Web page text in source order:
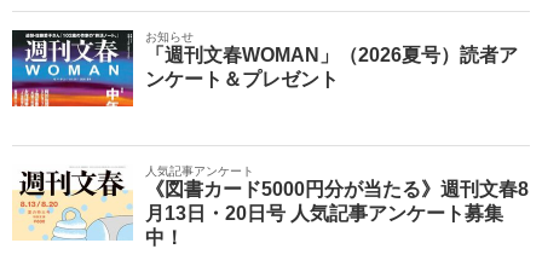
お知らせ
「週刊文春WOMAN」（2026夏号）読者ア
ンケート＆プレゼント
人気記事アンケート
《図書カード5000円分が当たる》週刊文春8
月13日・20日号 人気記事アンケート募集
中！